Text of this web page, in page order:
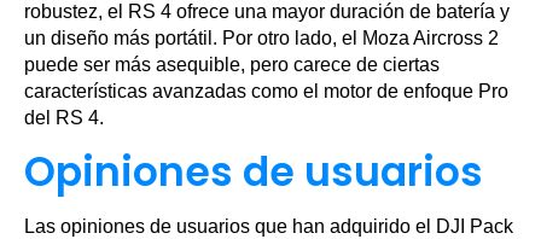
robustez, el RS 4 ofrece una mayor duración de batería y
un diseño más portátil. Por otro lado, el Moza Aircross 2
puede ser más asequible, pero carece de ciertas
características avanzadas como el motor de enfoque Pro
del RS 4.
Opiniones de usuarios
Las opiniones de usuarios que han adquirido el DJI Pack